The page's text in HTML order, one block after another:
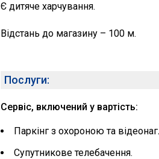
Є дитяче харчування.
Відстань до магазину – 100 м.
Послуги:
Сервіс, включений у вартість:
Паркінг з охороною та
Супутникове телебачення.